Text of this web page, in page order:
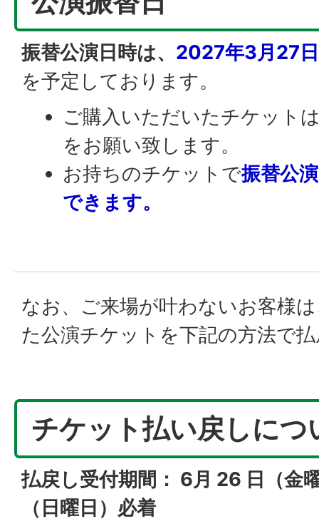
振替公演日時は、 2027年3月27
を予定しております。
ご購入いただいたチケット
をお願い致します。
お持ちのチケットで振替公
できます。
なお、ご来場が叶わないお客様
た公演チケットを下記の方法で
チケット払い戻しにつ
払戻し受付期間： 6月 26 日（金
（日曜日）必着